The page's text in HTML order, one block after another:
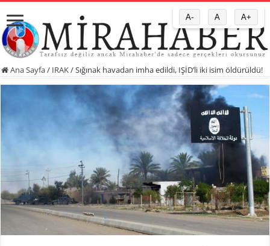
Ana Sayfa/ IRAK/Sığınak havadan imha edildi, IŞİD’li iki isim öldürüldü!
A- A A+